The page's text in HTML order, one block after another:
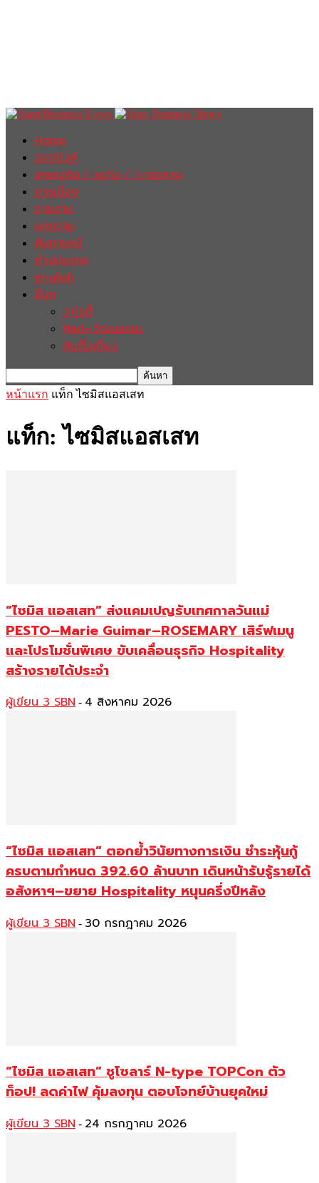
Home
ฮอตนิวส์
เศรษฐกิจ / ธุรกิจ / การตลาด
การเมือง
รายงาน
บทความ
สัมภาษณ์
ต่างประเทศ
english
อื่นๆ
วาไรตี้
ศิลปะ-วัฒนธรรม
กินดื่มเที่ยว
หน้าแรก แท็ก ไซมิสแอสเสท
แท็ก: ไซมิสแอสเสท
“ไซมิส แอสเสท” ส่งแคมเปญรับเทศกาลวันแม่
PESTO–Marie Guimar–ROSEMARY เสิร์ฟเมนู
และโปรโมชั่นพิเศษ ขับเคลื่อนธุรกิจ Hospitality
สร้างรายได้ประจำ
ผู้เขียน 3 SBN - 4 สิงหาคม 2026
“ไซมิส แอสเสท” ตอกย้ำวินัยทางการเงิน ชำระหุ้นกู้
ครบตามกำหนด 392.60 ล้านบาท เดินหน้ารับรู้รายได้
อสังหาฯ–ขยาย Hospitality หนุนครึ่งปีหลัง
ผู้เขียน 3 SBN - 30 กรกฎาคม 2026
“ไซมิส แอสเสท” ชูโซลาร์ N-type TOPCon ตัว
ท็อป! ลดค่าไฟ คุ้มลงทุน ตอบโจทย์บ้านยุคใหม่
ผู้เขียน 3 SBN - 24 กรกฎาคม 2026